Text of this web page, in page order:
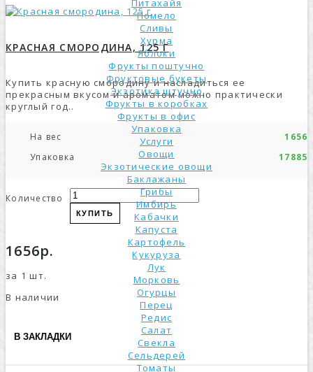
Питахайя
Помело
Сливы
Хурма
Яблоки
Фрукты поштучно
Фруктовые букеты
Экзотика штучно
Фрукты в коробках
Фрукты в офис
Упаковка
Услуги
Овощи
Экзотические овощи
Баклажаны
Грибы
Имбирь
Кабачки
Капуста
Картофель
Кукуруза
Лук
Морковь
Огурцы
Перец
Редис
Салат
Свекла
Сельдерей
Томаты
КРАСНАЯ СМОРОДИНА, 125 Г
Купить красную смородину и насладиться ее
прекрасным вкусом и ароматом можно практически
круглый год..
На вес
Упаковка
Количество
КУПИТЬ
1656р.
за 1 шт.
В наличии
В ЗАКЛАДКИ